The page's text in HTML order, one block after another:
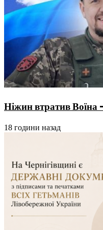
Ніжин втратив
18 години назад